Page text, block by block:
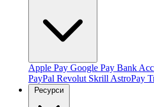
Apple Pay Google Pay Bank
PayPal Revolut Skrill AstroPay
Ресурси